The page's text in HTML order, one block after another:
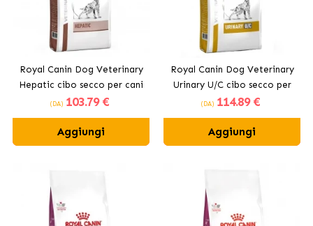
Royal Canin Dog Veterinary
Hepatic cibo secco per cani
adulti
(DA) 103.79 €
Aggiungi
Royal Canin Dog Veterinary
Urinary U/C cibo secco per
cani adulti
(DA) 114.89 €
Aggiungi